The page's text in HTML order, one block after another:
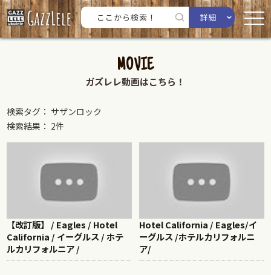
詳細
MOVIE
ガズレレ動画はこちら！
検索タグ： サザンロック
検索結果： 2件
【改訂版】 / Eagles / Hotel
California / イーグルス / ホテ
ルカリフォルニア /
Hotel California / Eagles/イ
ーグルス /ホテルカリフォルニ
ア/